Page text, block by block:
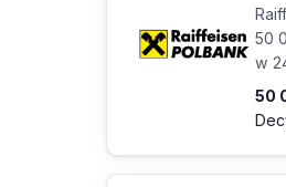
50
w
50